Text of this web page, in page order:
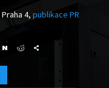
4, publikace PR